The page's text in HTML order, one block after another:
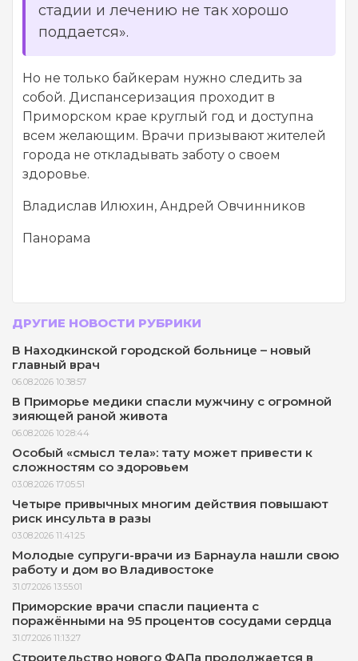
стадии и лечению не так хорошо
поддается».
Но не только байкерам нужно следить за
собой. Диспансеризация проходит в
Приморском крае круглый год и доступна
всем желающим. Врачи призывают жителей
города не откладывать заботу о своем
здоровье.
Владислав Илюхин, Андрей Овчинников
Панорама
ДРУГИЕ НОВОСТИ РУБРИКИ
В Находкинской городской больнице – новый
главный врач
06.08.2026 10:38:57
В Приморье медики спасли мужчину с огромной
зияющей раной живота
06.08.2026 10:28:44
Особый «смысл тела»: тату может привести к
сложностям со здоровьем
03.08.2026 17:05:51
Четыре привычных многим действия повышают
риск инсульта в разы
03.08.2026 11:41:25
Молодые супруги-врачи из Барнаула нашли свою
работу и дом во Владивостоке
31.07.2026 13:55:01
Приморские врачи спасли пациента с
поражёнными на 95 процентов сосудами сердца
31.07.2026 11:13:27
Строительство нового ФАПа продолжается в